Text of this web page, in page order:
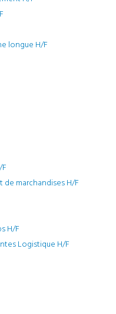
longue H/F
marchandises H/F
H/F
Logistique H/F